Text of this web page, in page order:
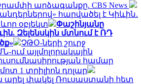
արձագանքը. CBS News
հարվածել է Կիևին․
օբյեկտ
Փաշինյանը
Զելենսկին մտնում է ՌԴ
ՉԹՕ-ների շուրջ
ում այլմոլորակային
համար
1 տրիլիոն դոլար
արել փակել Ռուսաստանի հետ